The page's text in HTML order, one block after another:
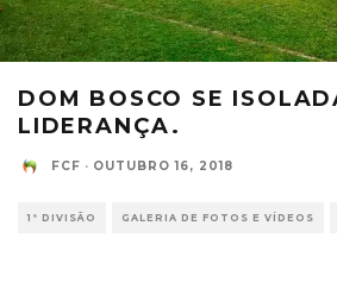
DOM BOSCO SE
LIDERANÇA.
FCF · OUTUBRO 16, 2018
1ª DIVISÃO GALERIA DE FOTOS E VÍDEOS